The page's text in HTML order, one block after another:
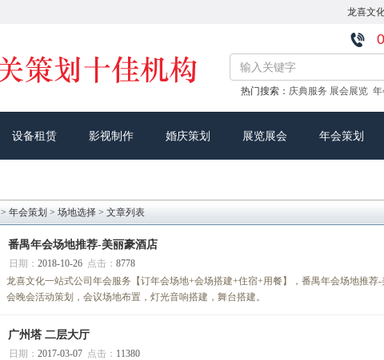
龙喜文
热门搜索： 庆典服务 展会展览 年
设备租赁 影视制作 婚庆策划 展览展会 年会策划
> 年会策划 > 场地选择 > 文章列表
番禺年会场地推荐-美丽豪酒店
日期： 2018-10-26 点击： 8778
龙喜文化一站式公司年会服务【订年会场地+会场搭建+住宿+用餐】，番禺年会场地推荐
会晚会活动策划，会议场地布置，灯光音响搭建，舞台搭建。
广州塔 二层大厅
日期： 2017-03-07 点击： 11380